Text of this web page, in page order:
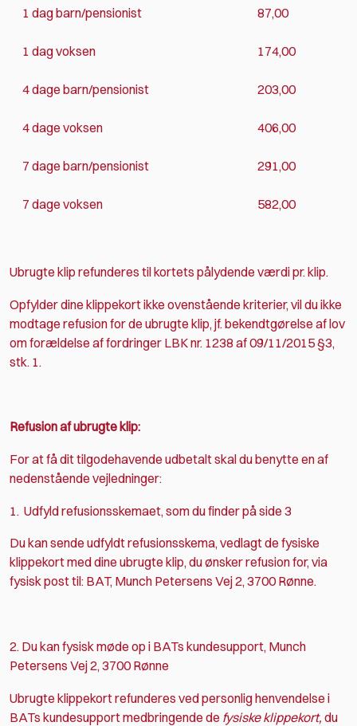
1 dag barn/pensionist 87,00
1 dag voksen 174,00
4 dage barn/pensionist 203,00
4 dage voksen 406,00
7 dage barn/pensionist 291,00
7 dage voksen 582,00
Ubrugte klip refunderes til kortets pålydende værdi pr. klip.
Opfylder dine klippekort ikke ovenstående kriterier, vil du ikke
modtage refusion for de ubrugte klip, jf. bekendtgørelse af lov
om forældelse af fordringer LBK nr. 1238 af 09/11/2015 §3,
stk. 1.
Refusion af ubrugte klip:
For at få dit tilgodehavende udbetalt skal du benytte en af
nedenstående vejledninger:
1. Udfyld refusionsskemaet, som du finder på side 3
Du kan sende udfyldt refusionsskema, vedlagt de fysiske
klippekort med dine ubrugte klip, du ønsker refusion for, via
fysisk post til: BAT, Munch Petersens Vej 2, 3700 Rønne.
2. Du kan fysisk møde op i BATs kundesupport, Munch
Petersens Vej 2, 3700 Rønne
Ubrugte klippekort refunderes ved personlig henvendelse i
BATs kundesupport medbringende de fysiske klippekort, du